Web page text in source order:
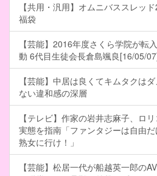
【共用・汎用】オムニバススレッ
福袋
【芸能】2016年度さくら学院が転
動 6代目生徒会長倉島颯良[16/05/
【芸能】中居は良くてキムタクは
ない違和感の深層
【テレビ】作家の岩井志麻子、ロ
実態を指南「ファンタジーは自由だ
熟女に行け！」
【芸能】松居一代が船越英一郎の